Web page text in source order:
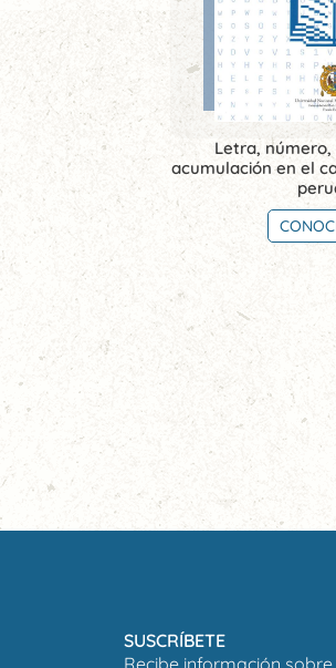
Letra,
acumulación en el
SUSCRÍBETE
Recibe información